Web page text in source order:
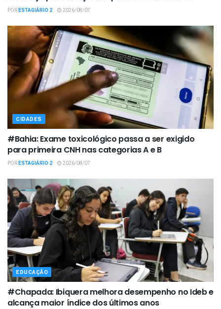
PORESTAGIÁRIO 2 2026/08/07
CIDADES
#Bahia: Exame toxicológico passa a ser exigido
para primeira CNH nas categorias A e B
PORESTAGIÁRIO 2 2026/08/07
EDUCAÇÃO
#Chapada: Ibiquera melhora desempenho no Ideb e
alcança maior índice dos últimos anos